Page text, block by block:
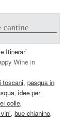
cantine
Itinerari
Wine in
toscani, pasqua in
, idee per
colle,
, bue chianino,